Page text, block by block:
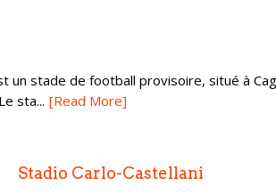
un stade de football provisoire, situé à
sta... [Read More]
Stadio Carlo-Castellani